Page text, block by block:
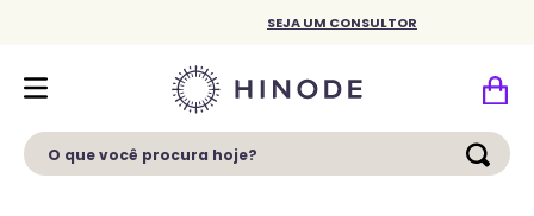
SEJA UM CONSULTOR
O que você procura hoje?